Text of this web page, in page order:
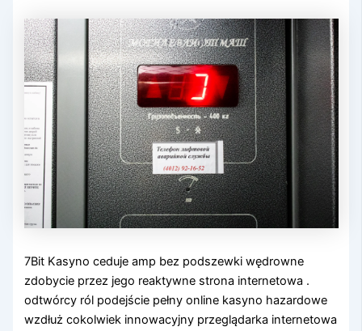
7Bit Kasyno ceduje amp bez podszewki wędrowne
zdobycie przez jego reaktywne strona internetowa .
odtwórcy ról podejście pełny online kasyno hazardowe
wzdłuż cokolwiek innowacyjny przeglądarka internetowa